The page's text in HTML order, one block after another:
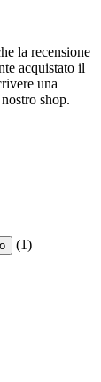
la recensione
acquistato il
una
shop.
(1)